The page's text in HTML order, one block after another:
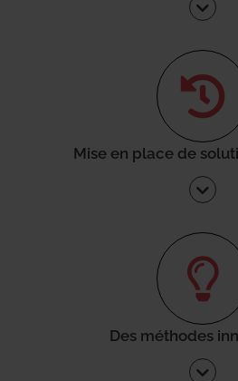
Mise en place de
Des méthodes